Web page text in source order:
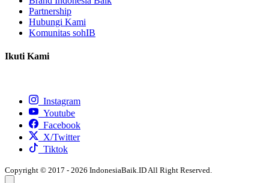
Partnership
Hubungi Kami
Komunitas sohIB
Ikuti Kami
Instagram
Youtube
Facebook
X/Twitter
Tiktok
Copyright © 2017 - 2026 IndonesiaBaik.ID All Right Reserved.